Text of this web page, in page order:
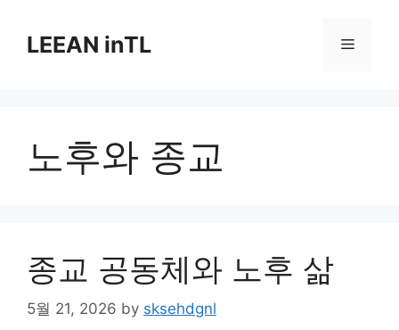
contentLEEAN inTL Menu
노후와 종교
종교 공동체와 노후 삶
5월 21, 2026 by sksehdgnl